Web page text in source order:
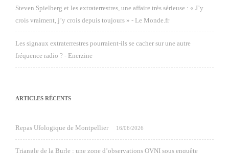
Steven Spielberg et les extraterrestres, une affaire très sérieuse : « J’y
crois vraiment, j’y crois depuis toujours » - Le Monde.fr
Les signaux extraterrestres pourraient-ils se cacher sur une autre
fréquence radio ? - Enerzine
ARTICLES RÉCENTS
Repas Ufologique de Montpellier 16/06/2026
Triangle de la Burle : une zone d’observations OVNI sous enquête